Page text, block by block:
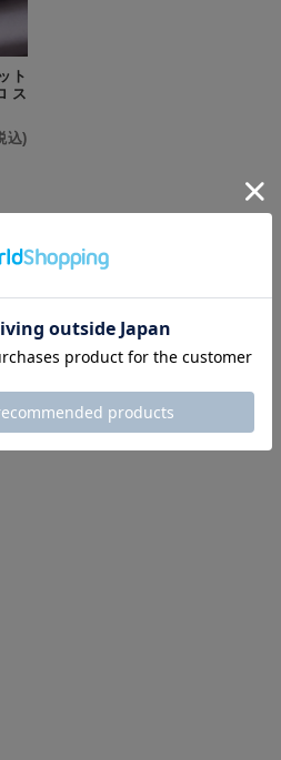
ト
ス
込)